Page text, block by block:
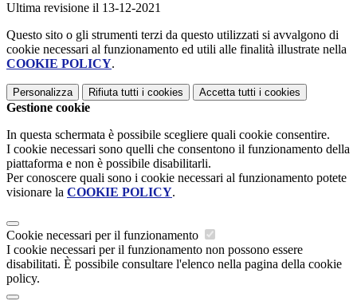
Ultima revisione il 13-12-2021
Questo sito o gli strumenti terzi da questo utilizzati si avvalgono di
cookie necessari al funzionamento ed utili alle finalità illustrate nella
COOKIE POLICY.
Personalizza Rifiuta tutti i cookies Accetta tutti i cookies
Gestione cookie
In questa schermata è possibile scegliere quali cookie consentire.
I cookie necessari sono quelli che consentono il funzionamento della
piattaforma e non è possibile disabilitarli.
Per conoscere quali sono i cookie necessari al funzionamento potete
visionare la COOKIE POLICY.
Cookie necessari per il funzionamento
I cookie necessari per il funzionamento non possono essere
disabilitati. È possibile consultare l'elenco nella pagina della cookie
policy.